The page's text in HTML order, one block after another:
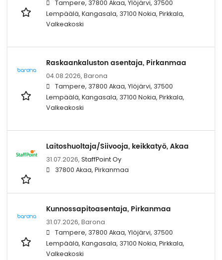
Tampere, 37800 Akaa, Ylöjärvi, 37500
Lempäälä, Kangasala, 37100 Nokia, Pirkkala,
Valkeakoski
Raskaankaluston asentaja, Pirkanmaa
04.08.2026, Barona
Tampere, 37800 Akaa, Ylöjärvi, 37500
Lempäälä, Kangasala, 37100 Nokia, Pirkkala,
Valkeakoski
Laitoshuoltaja/Siivooja, keikkatyö, Akaa
31.07.2026, StaffPoint Oy
37800 Akaa, Pirkanmaa
Kunnossapitoasentaja, Pirkanmaa
31.07.2026, Barona
Tampere, 37800 Akaa, Ylöjärvi, 37500
Lempäälä, Kangasala, 37100 Nokia, Pirkkala,
Valkeakoski